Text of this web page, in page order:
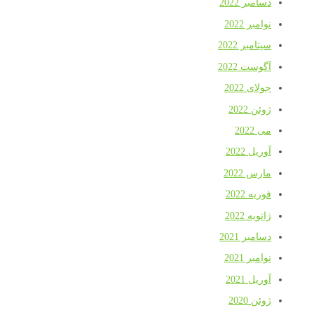
دسامبر 2022
نوامبر 2022
سپتامبر 2022
آگوست 2022
جولای 2022
ژوئن 2022
می 2022
آوریل 2022
مارس 2022
فوریه 2022
ژانویه 2022
دسامبر 2021
نوامبر 2021
آوریل 2021
ژوئن 2020